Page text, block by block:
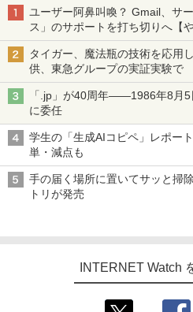
ユーザー阿鼻叫喚？ Gmail、サ
ス」のサポートを打ち切りへ【
タイガー、魔法瓶の技術を応用
供、東急グループの実証実験で
ル TIVIP」
「.jp」が40周年――1986年8月
に委任
学生の「生成AIコピペ」レポー
単・減点も
手の届く場所に置いてサッと掃
トリが発売
INTERNET Watch